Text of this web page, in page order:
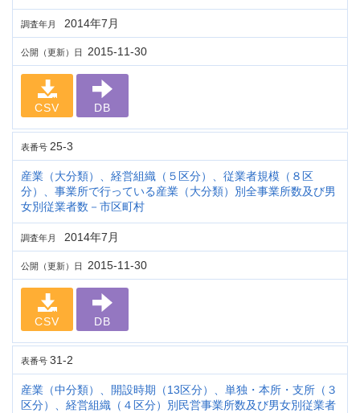
調査年月 2014年7月
公開（更新）日 2015-11-30
CSV DB
表番号 25-3
産業（大分類）、経営組織（５区分）、従業者規模（８区
分）、事業所で行っている産業（大分類）別全事業所数及び男
女別従業者数－市区町村
調査年月 2014年7月
公開（更新）日 2015-11-30
CSV DB
表番号 31-2
産業（中分類）、開設時期（13区分）、単独・本所・支所（３
区分）、経営組織（４区分）別民営事業所数及び男女別従業者